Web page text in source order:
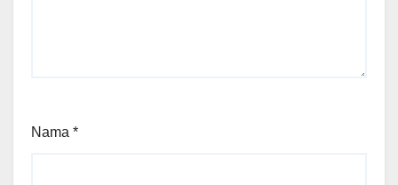
Nama *